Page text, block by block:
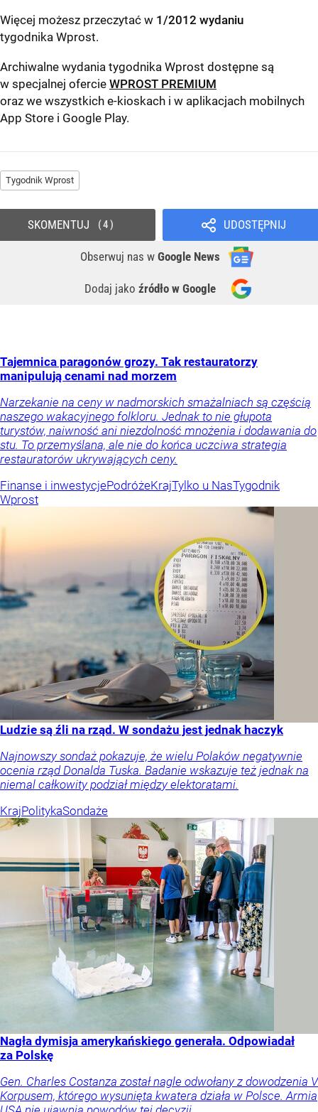
Więcej możesz przeczytać w 1/2012 wydaniu
tygodnika Wprost.
Archiwalne wydania tygodnika Wprost dostępne są
w specjalnej ofercie WPROST PREMIUM
oraz we wszystkich e-kioskach i w aplikacjach mobilnych
App Store i Google Play.
Tygodnik Wprost
UDOSTĘPNIJ
Obserwuj nas w Google News
Dodaj jako źródło w Google
SKOMENTUJ 4
Tajemnica paragonów grozy. Tak restauratorzy
manipulują cenami nad morzem
Narzekanie na ceny w nadmorskich smażalniach są częścią
naszego wakacyjnego folkloru. Jednak to nie głupota
turystów, naiwność ani niezdolność mnożenia i dodawania do
stu. To przemyślana, ale nie do końca uczciwa strategia
restauratorów ukrywających ceny.
Finanse i inwestycjePodróżeKrajTylko u NasTygodnik
Wprost
Ludzie są źli na rząd. W sondażu jest jednak haczyk
Najnowszy sondaż pokazuje, że wielu Polaków negatywnie
ocenia rząd Donalda Tuska. Badanie wskazuje też jednak na
niemal całkowity podział między elektoratami.
KrajPolitykaSondaże
Nagła dymisja amerykańskiego generała. Odpowiadał
za Polskę
Gen. Charles Costanza został nagle odwołany z dowodzenia V
Korpusem, którego wysunięta kwatera działa w Polsce. Armia